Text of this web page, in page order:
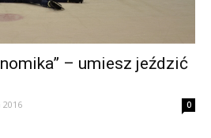
– umiesz jeździć
2016 0